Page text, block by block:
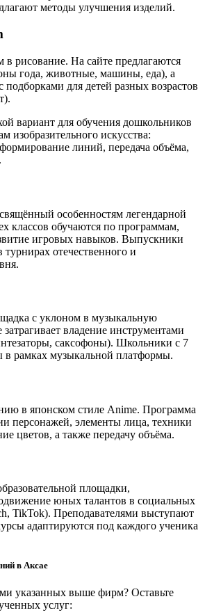
методы улучшения изделий.
рисование. На сайте предлагаются
года, животные, машины, еда), а
подборками для детей разных возрастов
вариант для обучения дошкольников
изобразительного искусства:
линий, передача объёма,
особенностям легендарной
классов обучаются по программам,
игровых навыков. Выпускники
отечественного и
с уклоном в музыкальную
владение инструментами
саксофоны). Школьники с 7
в рамках музыкальной платформы.
в японском стиле Anime. Программа
персонажей, элементы лица, техники
цветов, а также передачу объёма.
площадки,
юных талантов в социальных
TikTok). Преподавателями выступают
адаптируются под каждого ученика
в Аксае
указанных выше фирм? Оставьте
услуг: